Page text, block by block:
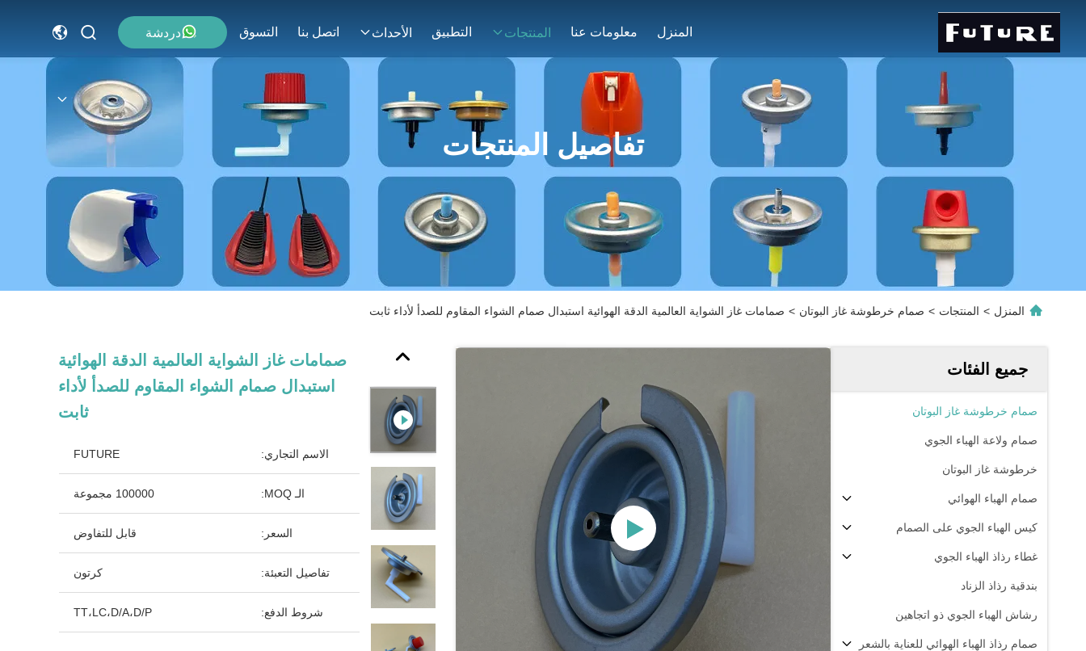
المنزل معلومات عنا المنتجات التطبيق الأحداث اتصل بنا التسوق دردشة
تفاصيل المنتجات
المنزل > المنتجات > صمام خرطوشة غاز البوتان > صمامات غاز الشواية العالمية الدقة الهوائية استبدال صمام الشواء المقاوم للصدأ لأداء ثابت
جميع الفئات
صمام خرطوشة غاز البوتان
صمام ولاعة الهباء الجوي
خرطوشة غاز البوتان
صمام الهباء الهوائي
كيس الهباء الجوي على الصمام
غطاء رذاذ الهباء الجوي
بندقية رذاذ الزناد
رشاش الهباء الجوي ذو اتجاهين
صمام رذاذ الهباء الهوائي للعناية بالشعر
صمامات غاز الشواية العالمية الدقة الهوائية
استبدال صمام الشواء المقاوم للصدأ لأداء
ثابت
الاسم التجاري: FUTURE
الـ MOQ: 100000 مجموعة
السعر: قابل للتفاوض
تفاصيل التعبئة: كرتون
شروط الدفع: TT،LC،D/A،D/P